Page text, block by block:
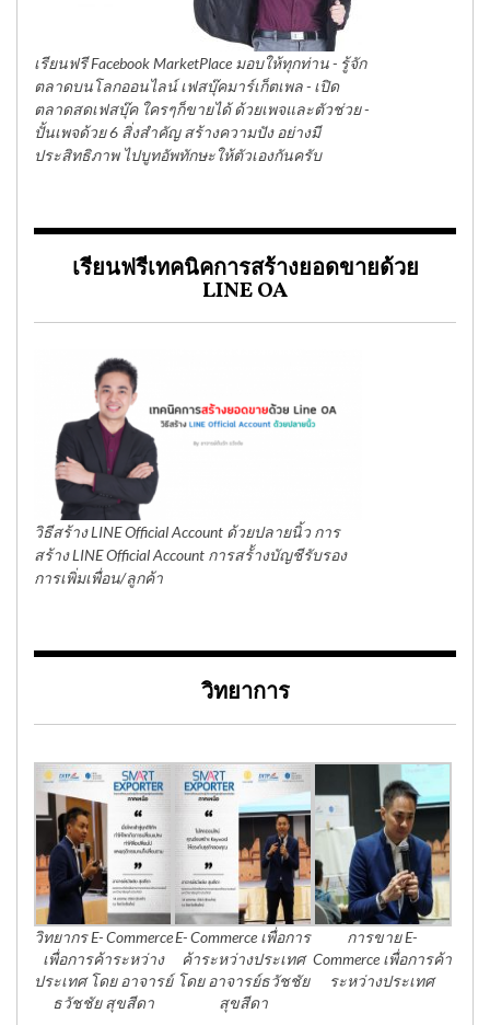
เรียนฟรี Facebook MarketPlace มอบให้ทุกท่าน - รู้จัก
ตลาดบนโลกออนไลน์ เฟสบุ๊คมาร์เก็ตเพล - เปิด
ตลาดสดเฟสบุ๊ค ใครๆก็ขายได้ ด้วยเพจและตัวช่วย -
ปั้นเพจด้วย 6 สิ่งสำคัญ สร้างความปัง อย่างมี
ประสิทธิภาพ ไปบูทอัพทักษะให้ตัวเองกันครับ
เรียนฟรีเทคนิคการสร้างยอดขายด้วย
LINE OA
วิธีสร้าง LINE Official Account ด้วยปลายนิ้ว การ
สร้าง LINE Official Account การสร้้างบัญชีรับรอง
การเพิ่มเพื่อน/ลูกค้า
วิทยาการ
วิทยากร E- Commerce
เพื่อการค้าระหว่าง
ประเทศ โดย อาจารย์
ธวัชชัย สุขสีดา
E- Commerce เพื่อการ
ค้าระหว่างประเทศ
โดย อาจารย์ธวัชชัย
สุขสีดา
การขาย E-
Commerce เพื่อการค้า
ระหว่างประเทศ